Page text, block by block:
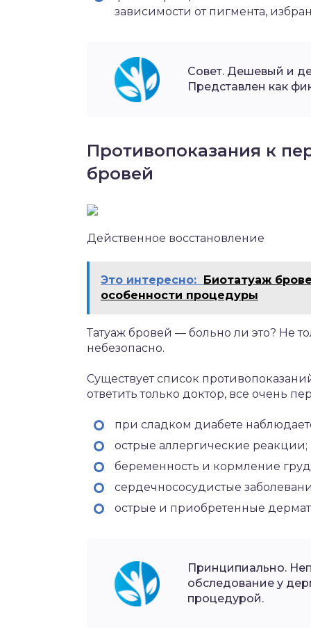
зависимости от пигмента,
Совет. Дешевый и
Представлен как
Противопоказания к
бровей
Действенное восстановление
Это интересно: Биотатуаж
особенности процедуры
Татуаж бровей — больно ли это? Не
небезопасно.
Существует список
ответить только доктор, все очень
при сладком диабете
острые аллергические реакции;
беременность и кормление
сердечнососудистые
острые и приобретенные
Принципиально.
обследование у
процедурой.